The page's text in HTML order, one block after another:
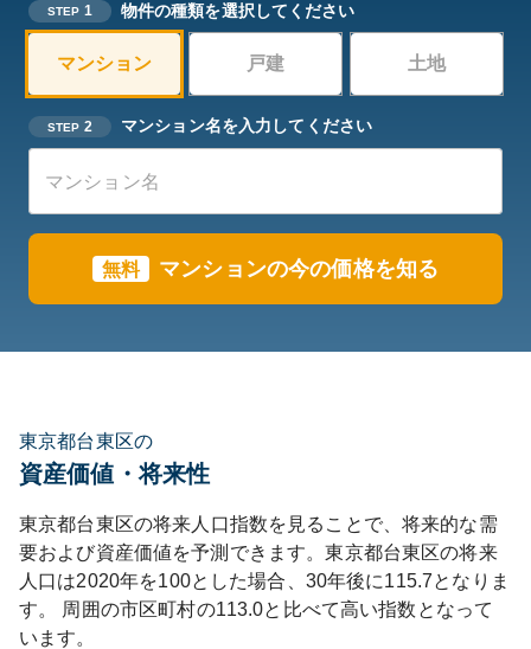
STEP 1 物件の種類を選択してください
マンション 戸建 土地
STEP 2 マンション名を入力してください
無料 マンションの今の価格を知る
東京都台東区の
資産価値・将来性
東京都台東区の将来人口指数を見ることで、将来的な需
要および資産価値を予測できます。東京都台東区の将来
人口は2020年を100とした場合、30年後に115.7となりま
す。
周囲の市区町村の113.0と比べて高い指数となって
います。